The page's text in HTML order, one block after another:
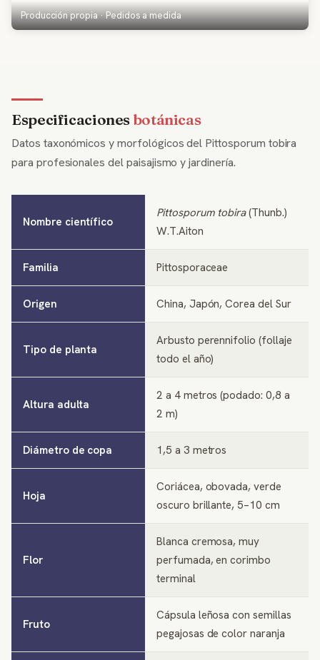
Producción propia · Pedidos a medida
Especificaciones botánicas
Datos taxonómicos y morfológicos del Pittosporum tobira
para profesionales del paisajismo y jardinería.
Nombre científico
Pittosporum tobira(Thunb.)
W.T.Aiton
Familia Pittosporaceae
Origen China, Japón, Corea del Sur
Tipo de planta
Arbusto perennifolio (follaje
todo el año)
Altura adulta
2 a 4 metros (podado: 0,8 a
2 m)
Diámetro de copa 1,5 a 3 metros
Hoja
Coriácea, obovada, verde
oscuro brillante, 5–10 cm
Flor
Blanca cremosa, muy
perfumada, en corimbo
terminal
Fruto
Cápsula leñosa con semillas
pegajosas de color naranja